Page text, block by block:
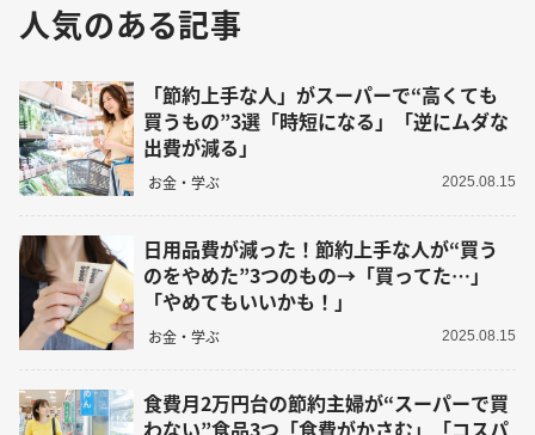
人気のある記事
「節約上手な人」がスーパーで“高くても
買うもの”3選「時短になる」「逆にムダな
出費が減る」
お金・学ぶ 2025.08.15
日用品費が減った！節約上手な人が“買う
のをやめた”3つのもの→「買ってた…」
「やめてもいいかも！」
お金・学ぶ 2025.08.15
食費月2万円台の節約主婦が“スーパーで買